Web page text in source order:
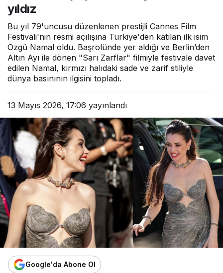
yıldız
Bu yıl 79'uncusu düzenlenen prestijli Cannes Film
Festivali'nin resmi açılışına Türkiye'den katılan ilk isim
Özgü Namal oldu. Başrolünde yer aldığı ve Berlin’den
Altın Ayı ile dönen "Sarı Zarflar" filmiyle festivale davet
edilen Namal, kırmızı halıdaki sade ve zarif stiliyle
dünya basınının ilgisini topladı.
13 Mayıs 2026, 17:06 yayınlandı
Google'da Abone Ol